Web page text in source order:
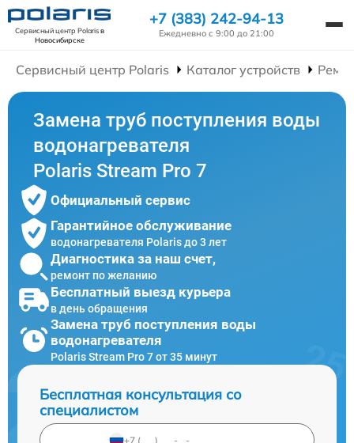
Сервисный центр Polarisв
Новосибирске
+7 (383) 242-94-13
Ежедневно с 9:00 до 21:00
Сервисный центр Polaris Каталог устройств
Замена труб поступления воды
водонагревателя
Polaris Stream Pro 7
Официальный сервис
Гарантийное обслуживание
водонагревателя Polaris до 3 лет
Диагностика за наш счет,
ремонт по желанию
Бесплатный выезд курьера
в день обращения
Замена труб поступления воды
водонагревателя
Polaris Stream Pro 7 от 35 минут
Бесплатная консультация со
специалистом